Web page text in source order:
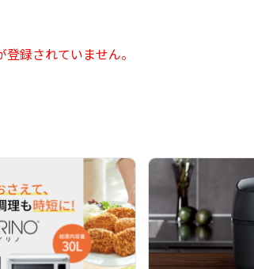
録されていません。